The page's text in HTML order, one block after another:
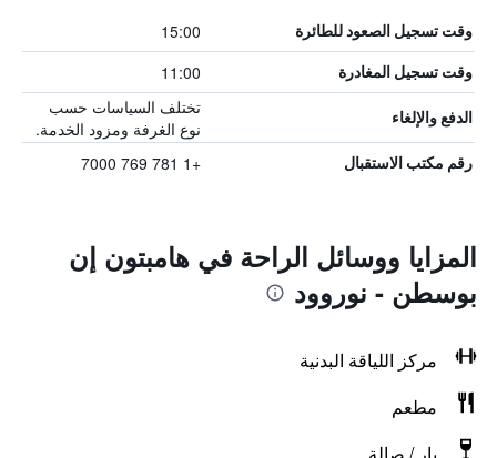
وقت تسجيل الصعود للطائرة 15:00
وقت تسجيل المغادرة 11:00
الدفع والإلغاء
تختلف السياسات حسب
نوع الغرفة ومزود الخدمة.
رقم مكتب الاستقبال +1 781 769 7000
المزايا ووسائل الراحة في هامبتون إن
بوسطن - نوروود
مركز اللياقة البدنية
مطعم